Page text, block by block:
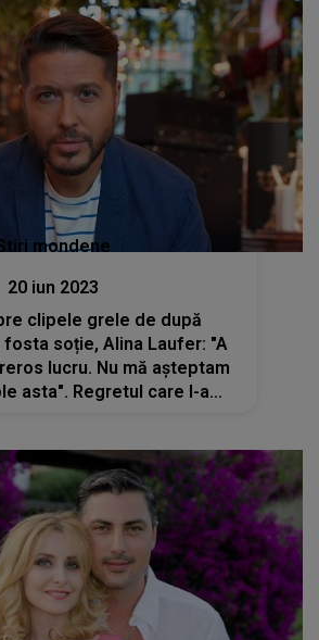
mondene
20 iun 2023
clipele grele de după
soție, Alina Laufer: "A
lucru. Nu mă așteptam
asta". Regretul care l-a